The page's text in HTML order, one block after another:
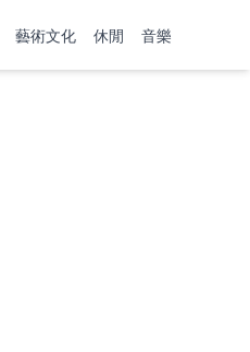
藝術文化 休閒 音樂